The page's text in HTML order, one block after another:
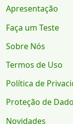
Apresentação
Faça um Teste
Sobre Nós
Termos de Uso
Política de
Proteção de
Novidades